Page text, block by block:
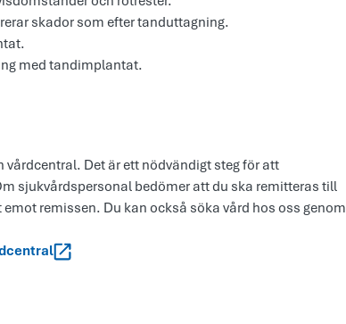
skador som efter tanduttagning.
med tandimplantat.
Det är ett nödvändigt steg för att
sjukvårdspersonal bedömer att du ska remitteras till
remissen. Du kan också söka vård hos oss genom